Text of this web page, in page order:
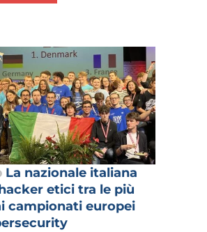
La nazionale italiana
etici tra le più
campionati europei